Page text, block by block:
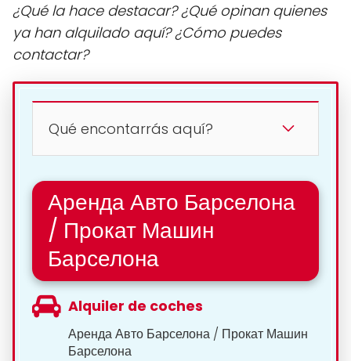
¿Qué la hace destacar? ¿Qué opinan quienes
ya han alquilado aquí? ¿Cómo puedes
contactar?
Qué encontarrás aquí?
Аренда Авто Барселона
/ Прокат Машин
Барселона
Alquiler de coches
Аренда Авто Барселона / Прокат Машин
Барселона